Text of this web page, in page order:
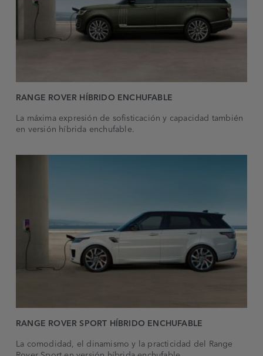
RANGE ROVER HÍBRIDO ENCHUFABLE
La máxima expresión de sofisticación y capacidad también
en versión híbrida enchufable.
RANGE ROVER SPORT HÍBRIDO ENCHUFABLE
La comodidad, el dinamismo y la practicidad del Range